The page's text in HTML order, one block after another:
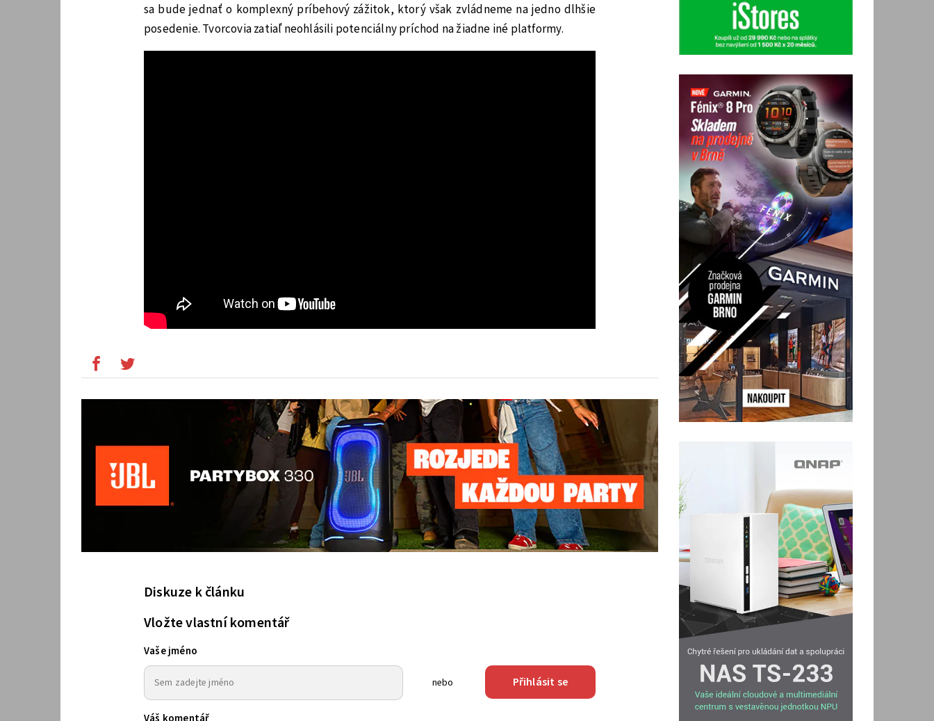
sa bude jednať o komplexný príbehový zážitok, ktorý však zvládneme na jedno dlhšie
posedenie. Tvorcovia zatiaľ neohlásili potenciálny príchod na žiadne iné platformy.
Diskuze k článku
Vložte vlastní komentář
Vaše jméno
nebo Přihlásit se